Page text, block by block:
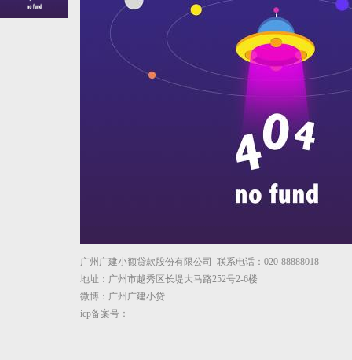
广州广建小额贷款股份有限公司 联系电话：020-88888018
地址：广州市越秀区长堤大马路252号2-6楼
微博：广州广建小贷
icp备案号：